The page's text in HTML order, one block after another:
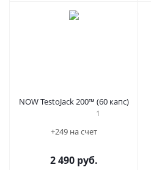
NOW TestoJack 200™ (60 капс)
1
+249 на счет
2 490руб.